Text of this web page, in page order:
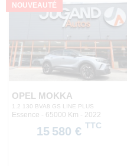
NOUVEAUTÉ
OPEL MOKKA
1.2 130 BVA8 GS LINE PLUS
Essence - 65000 Km - 2022
15 580 € TTC